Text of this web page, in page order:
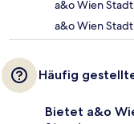
a&o Wien
a&o Wien
Häufig
Bietet a&o